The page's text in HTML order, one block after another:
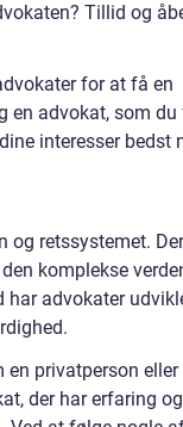
Tillid og
for at få en
en advokat, som du
interesser bedst
og retssystemet.
komplekse
advokater
privatperson eller
der har erfaring og